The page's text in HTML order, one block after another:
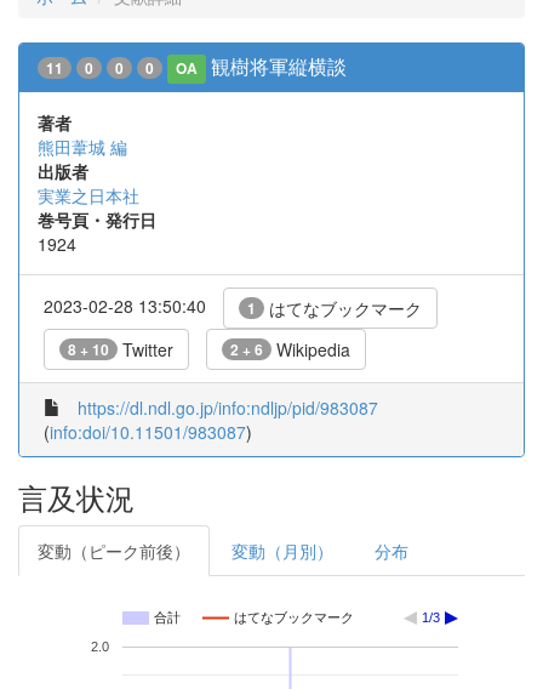
11 0 0 0 OA 観樹将軍縦横談
著者
熊田葦城 編
出版者
実業之日本社
巻号頁・発行日
1924
2023-02-28 13:50:40 1 はてなブックマーク
8 + 10 Twitter 2 + 6 Wikipedia
https://dl.ndl.go.jp/info:ndljp/pid/983087
(info:doi/10.11501/983087)
言及状況
変動（ピーク前後） 変動（月別） 分布
合計 はてなブックマーク 1/3
2.0